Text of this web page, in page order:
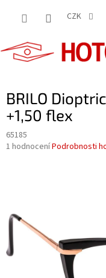
CZK
BRILO
+1,50 flex
65185
Průměrné
5
hvězdiček.
1 hodnoceníPodrobnosti